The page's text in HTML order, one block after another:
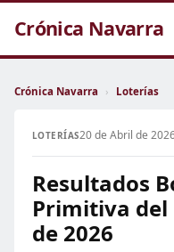
Crónica Navarra
Crónica Navarra › Loterías
LOTERÍAS20 de Abril de
Resultados
Primitiva del
de 2026